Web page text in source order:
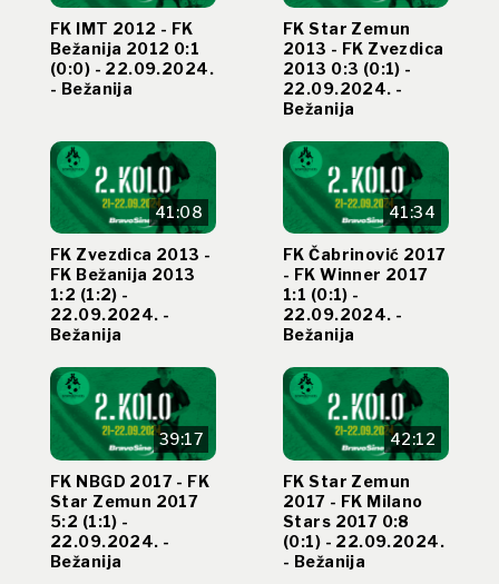
FK IMT 2012 - FK
Bežanija 2012 0:1
(0:0) - 22.09.2024.
- Bežanija
FK Star Zemun
2013 - FK Zvezdica
2013 0:3 (0:1) -
22.09.2024. -
Bežanija
41:08
FK Zvezdica 2013 -
FK Bežanija 2013
1:2 (1:2) -
22.09.2024. -
Bežanija
41:34
FK Čabrinović 2017
- FK Winner 2017
1:1 (0:1) -
22.09.2024. -
Bežanija
39:17
FK NBGD 2017 - FK
Star Zemun 2017
5:2 (1:1) -
22.09.2024. -
Bežanija
42:12
FK Star Zemun
2017 - FK Milano
Stars 2017 0:8
(0:1) - 22.09.2024.
- Bežanija